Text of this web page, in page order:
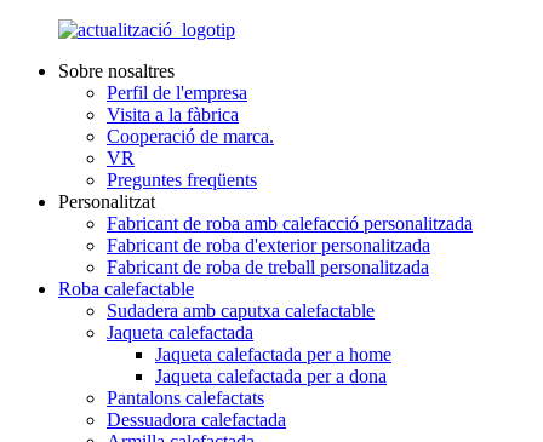
Sobre nosaltres
Perfil de l'empresa
Visita a la fàbrica
Cooperació de marca.
VR
Preguntes freqüents
Personalitzat
Fabricant de roba amb calefacció personalitzada
Fabricant de roba d'exterior personalitzada
Fabricant de roba de treball personalitzada
Roba calefactable
Sudadera amb caputxa calefactable
Jaqueta calefactada
Jaqueta calefactada per a home
Jaqueta calefactada per a dona
Pantalons calefactats
Dessuadora calefactada